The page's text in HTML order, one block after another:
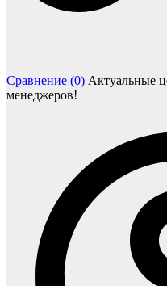
Сравнение (0) Актуальные
менеджеров!